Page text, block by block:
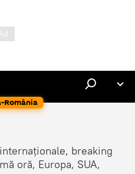
România
breaking
oră, Europa, SUA,